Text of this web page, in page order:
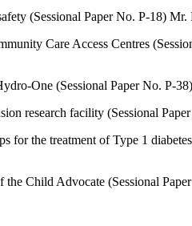
(Sessional Paper No. P-18) Mr.
Care Access Centres
One (Sessional Paper No. P-
research facility (Sessional
for the treatment of Type 1
Child Advocate (Sessional